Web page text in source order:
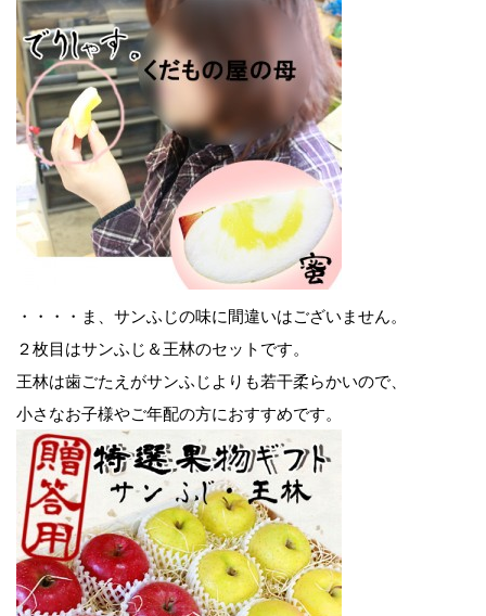
・・・・ま、サンふじの味に間違いはございません。
２枚目はサンふじ＆王林のセットです。
王林は歯ごたえがサンふじよりも若干柔らかいので、
小さなお子様やご年配の方におすすめです。